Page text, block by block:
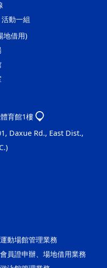
動一組
地借用)
育館1樓
Daxue Rd., East Dist.,
動場館管理業務
員證申辦、場地借用業務